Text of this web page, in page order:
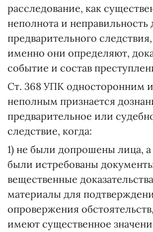
расследование, как
неполнота и неправильность
предварительного
именно они определяют,
событие и состав
Ст. 368 УПК односторонним
неполным признается
предварительное или
следствие, когда:
1) не были допрошены лица, а
были истребованы
вещественные
материалы для
опровержения
имеют существенное